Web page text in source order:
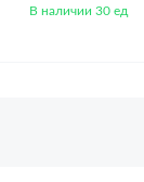
В наличии 30 ед